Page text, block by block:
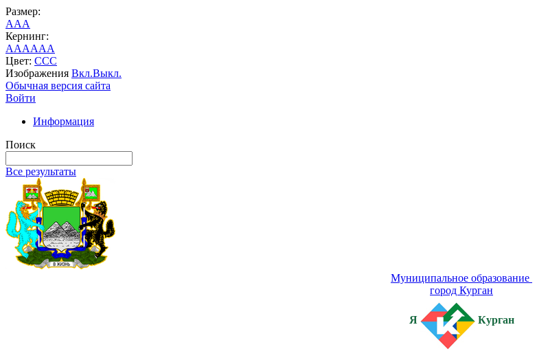
Размер:
AAA
Кернинг:
AAAAAA
Цвет: CCC
Изображения Вкл.Выкл.
Обычная версия сайта
Войти
Информация
Поиск
Все результаты
Муниципальное образование
город Курган
Я Курган